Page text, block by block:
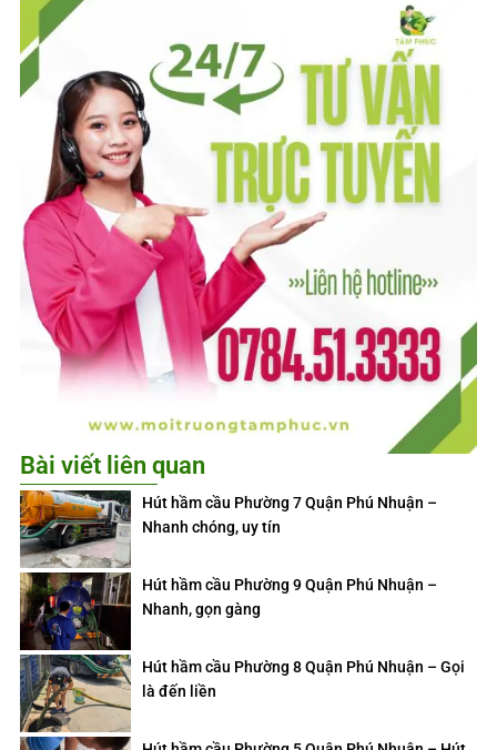
Bài viết liên quan
Hút hầm cầu Phường 7 Quận Phú Nhuận –
Nhanh chóng, uy tín
Hút hầm cầu Phường 9 Quận Phú Nhuận –
Nhanh, gọn gàng
Hút hầm cầu Phường 8 Quận Phú Nhuận – Gọi
là đến liền